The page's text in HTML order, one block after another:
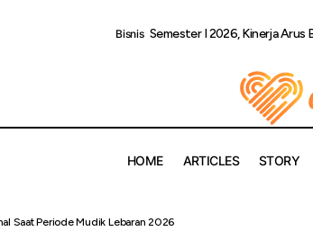
Bisnis Semester I 2026, Kinerja Arus
HOME ARTICLES STORY
Uncategorized Kementerian PU Buka 10 Tol
Saat Periode Mudik Lebaran 2026